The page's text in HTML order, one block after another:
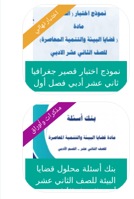
سلمان الفارسي 2022 2023
اختبار نهائي
نموذج اختبار قصير جغرافيا
ثاني عشر أدبي فصل أول
مذكرات وأوراق
بنك أسئلة محلول قضايا
البيئة للصف الثاني عشر